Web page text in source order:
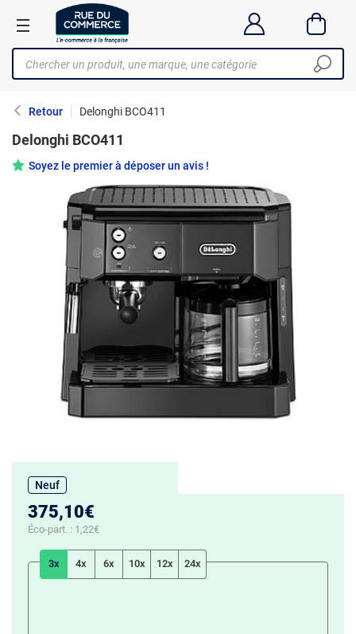
Retour Delonghi BCO411
Delonghi BCO411
Soyez le premier à déposer un avis !
Neuf
375,10€
Éco-part. : 1,22€
3x 4x 6x 10x 12x 24x